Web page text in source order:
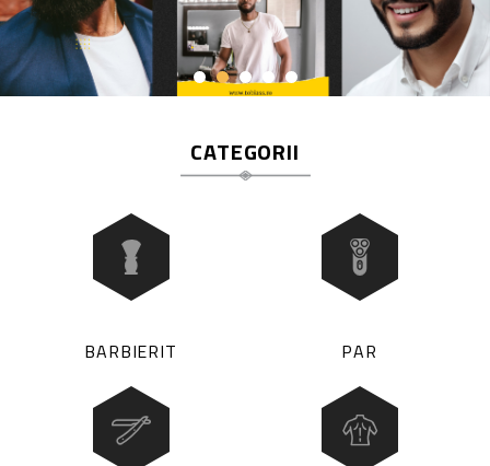
DETALII AICI
DETALII AICI
CATEGORII
BARBIERIT PAR